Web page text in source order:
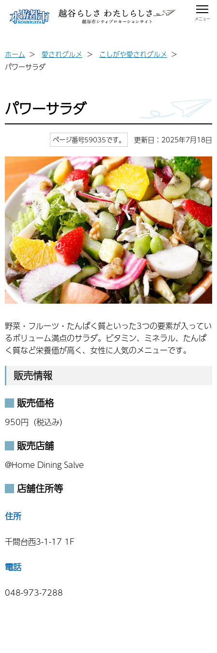
メニュー
ホーム 愛されグルメ
こしがや愛されグルメ
パワーサラダ
パワーサラダ
ページ番号59035です。 更新日：2025年7月18日
野菜・フルーツ・たんぱく質といった3つの要素が入ってい
るボリューム満点のサラダ。ビタミン、ミネラル、たんぱ
く質など栄養価が高く、女性に人気のメニューです。
販売情報
販売価格
950円（税込み）
販売店舗
@Home Dining Salve
店舗住所等
住所
千間台西3-1-17 1F
電話
048-973-7288